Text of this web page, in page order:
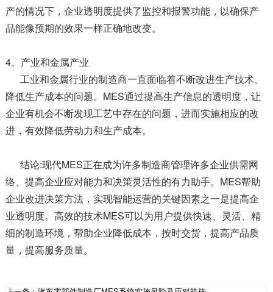
产的情况下，企业透明度提供了监控和报警功能，以确保产
品能像预期的效果一样正确地改变。
4、产业和金属产业
工业和金属行业的制造商一直面临着不断改进生产技术、
降低生产成本的问题。MES通过提高生产信息的透明度，让
企业有机会不断发现工艺中存在的问题，进而实施相应的改
进，有效降低劳动力和生产成本。
结论:现代MES正在成为许多制造商管理许多企业供需网
络、提高企业应对能力和决策灵活性的有力助手。MES帮助
企业改进决策方法，实现智能运营的关键因素之一是提高企
业透明度。高效的技术MES可以为用户提供快速、灵活、精
细的制造环境，帮助企业降低成本，按时交货，提高产品质
量，提高服务质量。